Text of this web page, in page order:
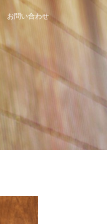
お問い合わせ